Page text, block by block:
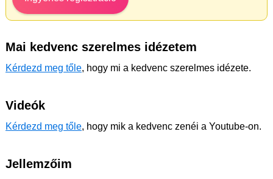
Mai kedvenc szerelmes idézetem
Kérdezd meg tőle, hogy mi a kedvenc szerelmes idézete.
Videók
Kérdezd meg tőle, hogy mik a kedvenc zenéi a Youtube-on.
Jellemzőim